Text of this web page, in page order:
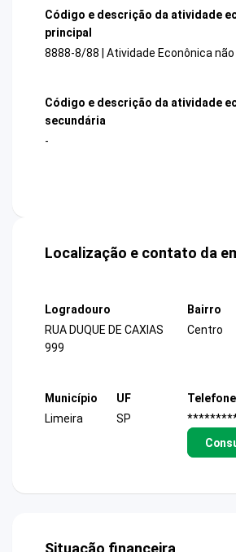
Código e descrição da atividade
principal
8888-8/88 | Atividade Econônica
Código e descrição da atividade
secundária
-
Localização e contato da
Logradouro
RUA DUQUE DE CAXIAS
999
Bairro
Centro
Município
Limeira
UF
SP
Telefone
Situação financeira